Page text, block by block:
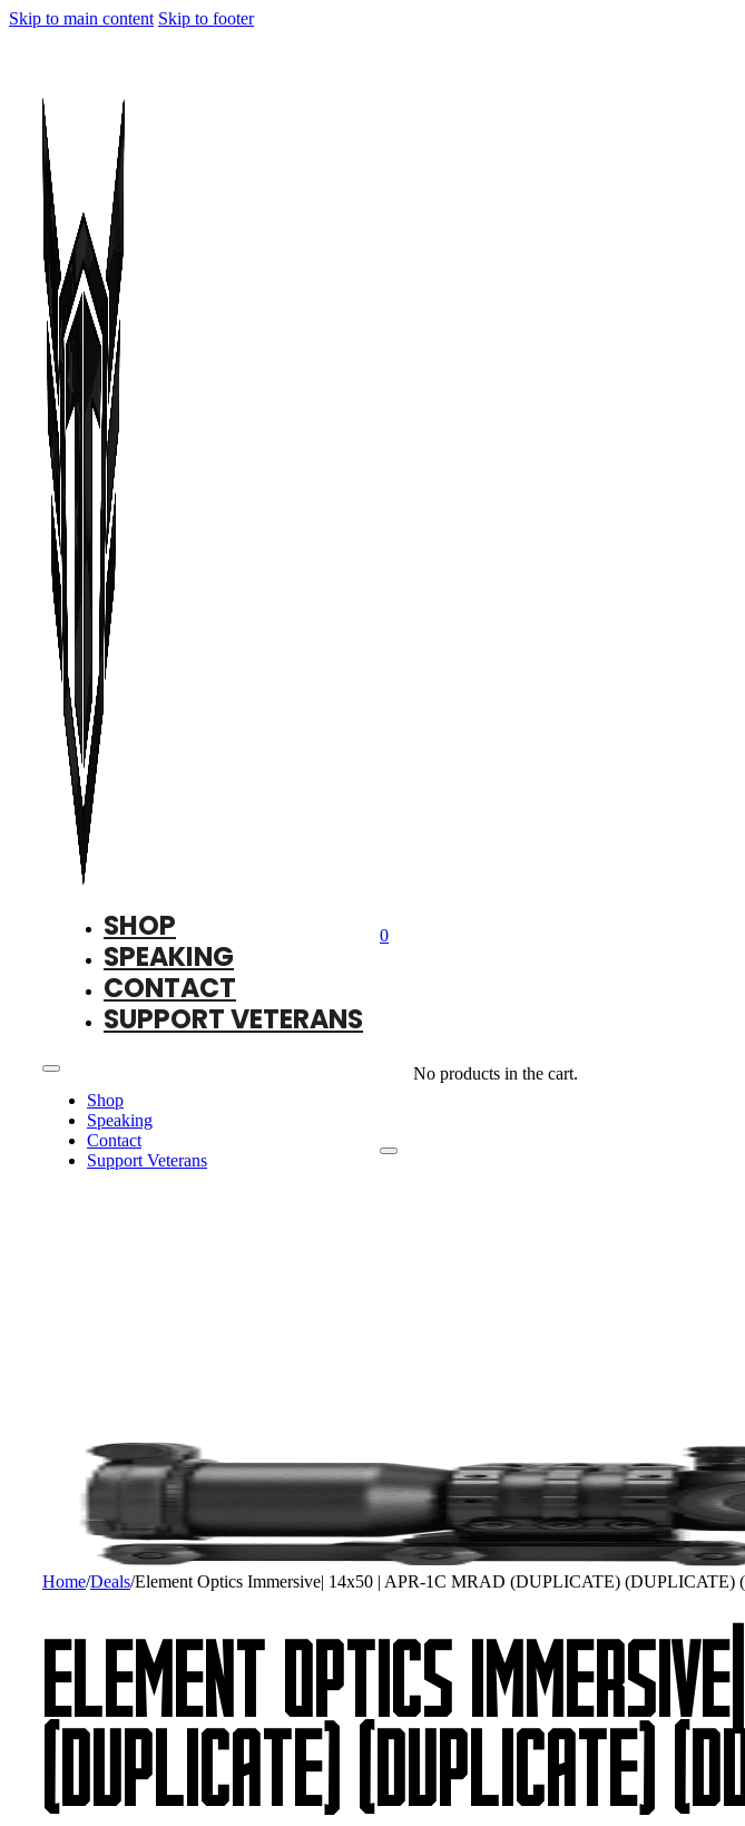
Skip to main content Skip to footer
SHOP
SPEAKING
CONTACT
SUPPORT VETERANS
Shop
Speaking
Contact
Support Veterans
0
No products in the cart.
Home/Deals/Element Optics Immersive| 14x50 | APR-1C MRAD (DUPLICATE) (DUPLICATE)
ELEMENT OPTICS
(DUPLICATE) (DUPLICATE)